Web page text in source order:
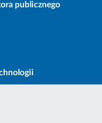
publicznego